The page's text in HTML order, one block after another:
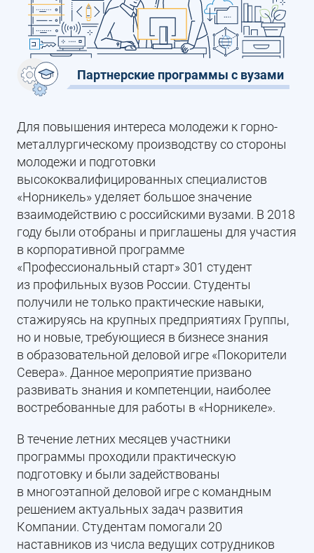
Партнерские программы с вузами
Для повышения интереса молодежи к горно-
металлургическому производству со стороны
молодежи и подготовки
высококвалифицированных специалистов
«Норникель» уделяет большое значение
взаимодействию с российскими вузами. В 2018
году были отобраны и приглашены для участия
в корпоративной программе
«Профессиональный старт» 301 студент
из профильных вузов России. Студенты
получили не только практические навыки,
стажируясь на крупных предприятиях Группы,
но и новые, требующиеся в бизнесе знания
в образовательной деловой игре «Покорители
Севера». Данное мероприятие призвано
развивать знания и компетенции, наиболее
востребованные для работы в «Норникеле».
В течение летних месяцев участники
программы проходили практическую
подготовку и были задействованы
в многоэтапной деловой игре с командным
решением актуальных задач развития
Компании. Студентам помогали 20
наставников из числа ведущих сотрудников